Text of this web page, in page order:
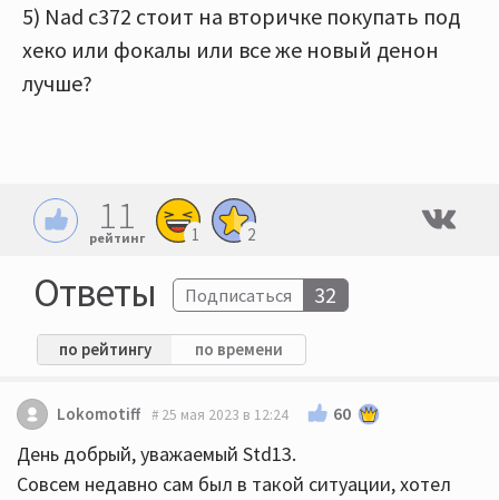
5) Nad c372 стоит на вторичке покупать под
хеко или фокалы или все же новый денон
лучше?
11
рейтинг 1 2
Ответы Подписаться 32
по рейтингу по времени
Lokomotiff 25 мая 2023 в 12:24 60
День добрый, уважаемый Std13.
Совсем недавно сам был в такой ситуации, хотел